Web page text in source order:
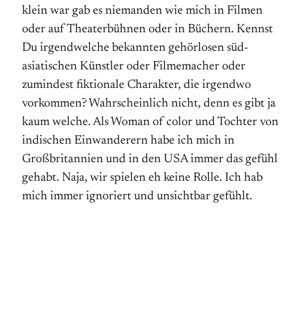
klein war gab es niemanden wie mich in Filmen
oder auf Theaterbühnen oder in Büchern. Kennst
Du irgendwelche bekannten gehörlosen süd-
asiatischen Künstler oder Filmemacher oder
zumindest fiktionale Charakter, die irgendwo
vorkommen? Wahrscheinlich nicht, denn es gibt ja
kaum welche. Als Woman of color und Tochter von
indischen Einwanderern habe ich mich in
Großbritannien und in den USA immer das gefühl
gehabt. Naja, wir spielen eh keine Rolle. Ich hab
mich immer ignoriert und unsichtbar gefühlt.